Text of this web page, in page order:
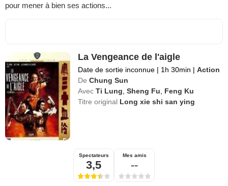
pour mener à bien ses actions...
La Vengeance de l'aigle
Date de sortie inconnue | 1h 30min | Action
De Chung Sun
Avec Ti Lung ,Sheng Fu
Feng Ku
Titre original Long xie shi san ying
Spectateurs
3,5
Mes amis
--